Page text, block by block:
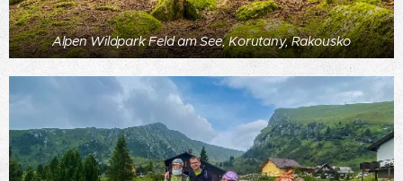
Alpen Wildpark Feld am See, Korutany, Rakousko